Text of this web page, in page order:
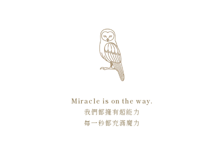
Miracle is on the way.
我們都擁有超能力
每一秒都充滿魔力